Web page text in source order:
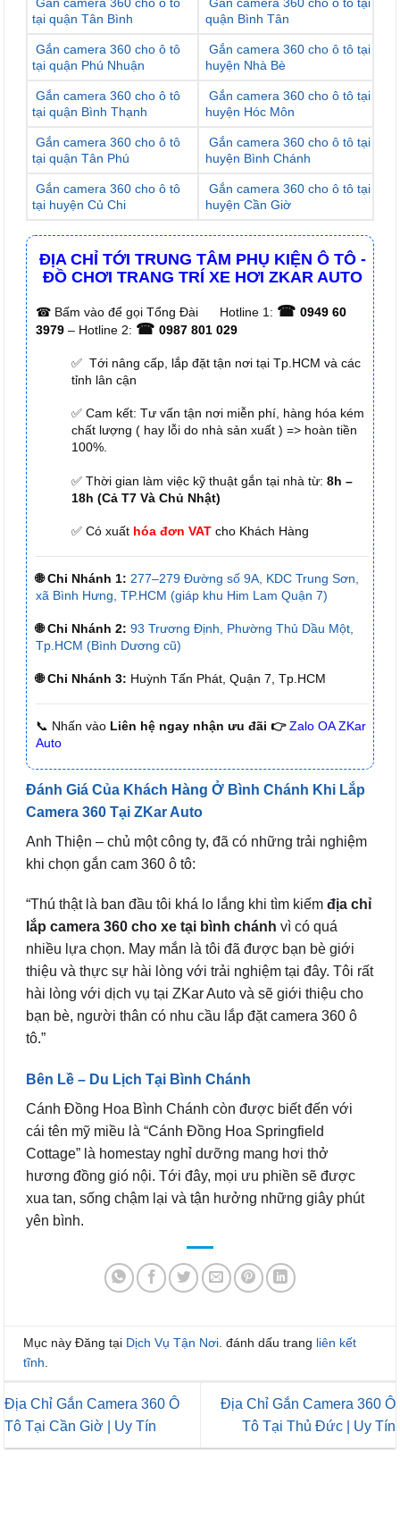
tại quận Tân Bình
quận Bình Tân
Gắn camera 360 cho ô tô
tại quận Phú Nhuận
Gắn camera 360 cho ô tô tại
huyện Nhà Bè
Gắn camera 360 cho ô tô
tại quận Bình Thạnh
Gắn camera 360 cho ô tô tại
huyện Hóc Môn
Gắn camera 360 cho ô tô
tại quận Tân Phú
Gắn camera 360 cho ô tô tại
huyện Bình Chánh
Gắn camera 360 cho ô tô
tại huyện Củ Chi
Gắn camera 360 cho ô tô tại
huyện Cần Giờ
ĐỊA CHỈ TỚI TRUNG TÂM PHỤ KIỆN Ô TÔ -
ĐỒ CHƠI TRANG TRÍ XE HƠI ZKAR AUTO
☎ Bấm vào để gọi Tổng Đài Hotline 1: ☎ 0949 60
3979 – Hotline 2: ☎ 0987 801 029
✅ Tới nâng cấp, lắp đặt tận nơi tại Tp.HCM và các
tỉnh lân cận
✅ Cam kết: Tư vấn tận nơi miễn phí, hàng hóa kém
chất lượng ( hay lỗi do nhà sản xuất ) => hoàn tiền
100%.
✅ Thời gian làm việc kỹ thuật gắn tại nhà từ: 8h –
18h (Cả T7 Và Chủ Nhật)
✅ Có xuất hóa đơn VAT cho Khách Hàng
🌐 Chi Nhánh 1: 277–279 Đường số 9A, KDC Trung Sơn,
xã Bình Hưng, TP.HCM (giáp khu Him Lam Quận 7)
🌐 Chi Nhánh 2: 93 Trương Định, Phường Thủ Dầu Một,
Tp.HCM (Bình Dương cũ)
🌐 Chi Nhánh 3: Huỳnh Tấn Phát, Quận 7, Tp.HCM
📞 Nhấn vào Liên hệ ngay nhận ưu đãi 👉 Zalo OA ZKar
Auto
Đánh Giá Của Khách Hàng Ở Bình Chánh Khi Lắp
Camera 360 Tại ZKar Auto
Anh Thiện – chủ một công ty, đã có những trải nghiệm
khi chọn gắn cam 360 ô tô:
“Thú thật là ban đầu tôi khá lo lắng khi tìm kiếm địa chỉ
lắp camera 360 cho xe tại bình chánh vì có quá
nhiều lựa chọn. May mắn là tôi đã được bạn bè giới
thiệu và thực sự hài lòng với trải nghiệm tại đây. Tôi rất
hài lòng với dịch vụ tại ZKar Auto và sẽ giới thiệu cho
bạn bè, người thân có nhu cầu lắp đặt camera 360 ô
tô.”
Bên Lề – Du Lịch Tại Bình Chánh
Cánh Đồng Hoa Bình Chánh còn được biết đến với
cái tên mỹ miều là “Cánh Đồng Hoa Springfield
Cottage” là homestay nghỉ dưỡng mang hơi thở
hương đồng gió nội. Tới đây, mọi ưu phiền sẽ được
xua tan, sống chậm lại và tận hưởng những giây phút
yên bình.
Mục này Đăng tại Dịch Vụ Tận Nơi. đánh dấu trang liên kết
tĩnh.
Địa Chỉ Gắn Camera 360 Ô
Tô Tại Cần Giờ | Uy Tín
Địa Chỉ Gắn Camera 360 Ô
Tô Tại Thủ Đức | Uy Tín